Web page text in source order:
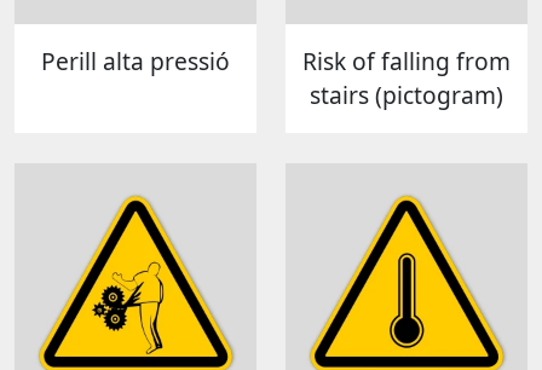
Perill alta pressió
Risk of falling from
stairs (pictogram)